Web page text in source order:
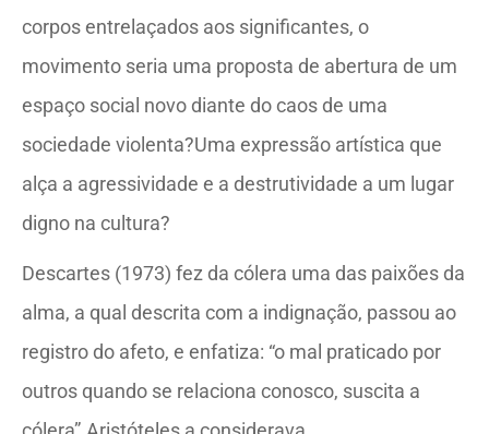
corpos entrelaçados aos significantes, o
movimento seria uma proposta de abertura de um
espaço social novo diante do caos de uma
sociedade violenta?Uma expressão artística que
alça a agressividade e a destrutividade a um lugar
digno na cultura?
Descartes (1973) fez da cólera uma das paixões da
alma, a qual descrita com a indignação, passou ao
registro do afeto, e enfatiza: “o mal praticado por
outros quando se relaciona conosco, suscita a